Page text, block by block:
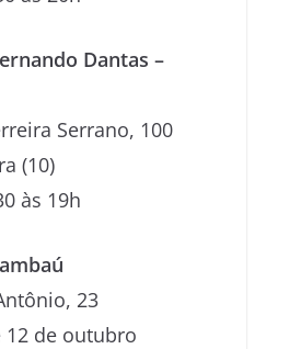
Dantas –
Serrano, 100
(10)
às 19h
23
12 de outubro